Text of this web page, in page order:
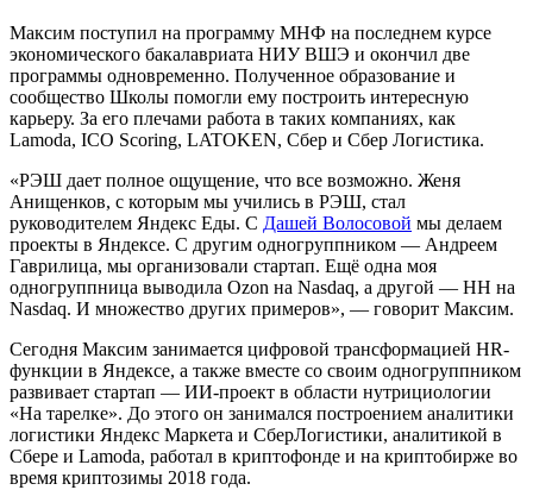
Максим поступил на программу МНФ на последнем курсе
экономического бакалавриата НИУ ВШЭ и окончил две
программы одновременно. Полученное образование и
сообщество Школы помогли ему построить интересную
карьеру. За его плечами работа в таких компаниях, как
Lamoda, ICO Scoring, LATOKEN, Сбер и Сбер Логистика.
«РЭШ дает полное ощущение, что все возможно. Женя
Анищенков, с которым мы учились в РЭШ, стал
руководителем Яндекс Еды. С Дашей Волосовой мы делаем
проекты в Яндексе. С другим одногруппником — Андреем
Гаврилица, мы организовали стартап. Ещё одна моя
одногруппница выводила Ozon на Nasdaq, а другой — HH на
Nasdaq. И множество других примеров», — говорит Максим.
Сегодня Максим занимается цифровой трансформацией HR-
функции в Яндексе, а также вместе со своим одногруппником
развивает стартап — ИИ-проект в области нутрициологии
«На тарелке». До этого он занимался построением аналитики
логистики Яндекс Маркета и СберЛогистики, аналитикой в
Сбере и Lamoda, работал в криптофонде и на криптобирже во
время криптозимы 2018 года.